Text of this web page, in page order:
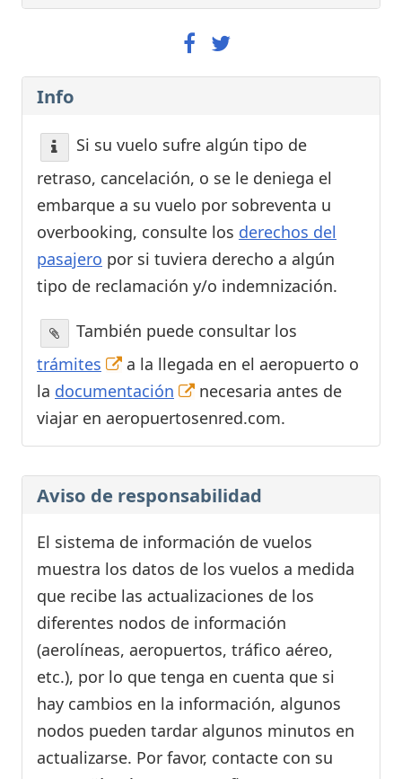
Info
Si su vuelo sufre algún tipo de
retraso, cancelación, o se le deniega el
embarque a su vuelo por sobreventa u
overbooking, consulte los derechos del
pasajero por si tuviera derecho a algún
tipo de reclamación y/o indemnización.
También puede consultar los
trámites
a la llegada en el aeropuerto o
la documentación
necesaria antes de
viajar en aeropuertosenred.com.
Aviso de responsabilidad
El sistema de información de vuelos
muestra los datos de los vuelos a medida
que recibe las actualizaciones de los
diferentes nodos de información
(aerolíneas, aeropuertos, tráfico aéreo,
etc.), por lo que tenga en cuenta que si
hay cambios en la información, algunos
nodos pueden tardar algunos minutos en
actualizarse. Por favor, contacte con su